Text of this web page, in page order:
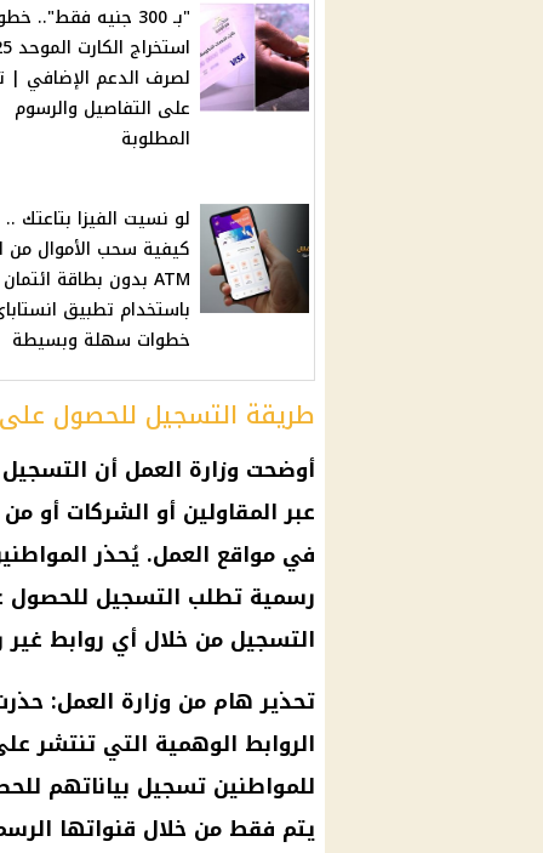
"بـ 300 جنيه فقط"..
لصرف الدعم الإضافي |
على التفاصيل والرسوم
المطلوبة
لو نسيت الفيزا بتاعتك ..
كيفية سحب الأموال من
ATM بدون بطاقة ائتمان
باستخدام تطبيق
خطوات سهلة وبسيطة
طريقة التسجيل للحصول على
أوضحت وزارة العمل أن
عبر المقاولين أو الشركات أو
في مواقع العمل. يُحذر
رسمية تطلب التسجيل للحصول
التسجيل من خلال أي روابط
تحذير هام من وزارة العمل:
الروابط الوهمية التي تنتشر
للمواطنين تسجيل بياناتهم
يتم فقط من خلال قنواتها